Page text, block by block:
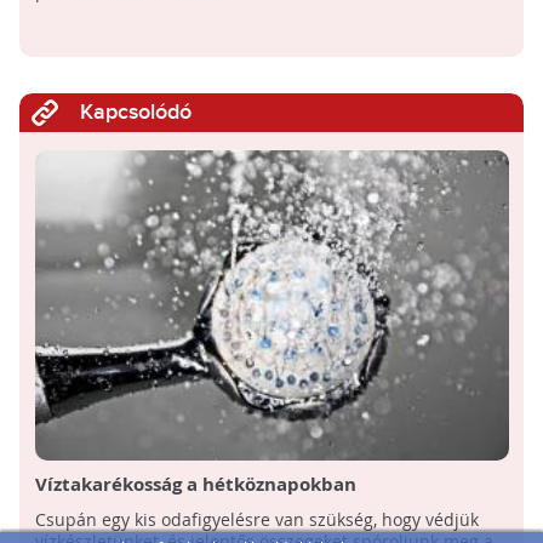
Kapcsolódó
Víztakarékosság a hétköznapokban
Csupán egy kis odafigyelésre van szükség, hogy védjük